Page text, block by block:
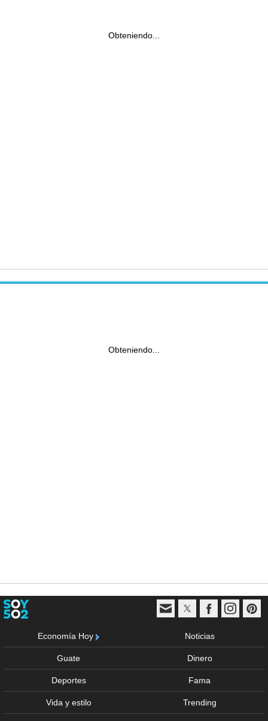
Obteniendo...
Obteniendo...
Economía Hoy Noticias
Guate Dinero
Deportes Fama
Vida y estilo Trending